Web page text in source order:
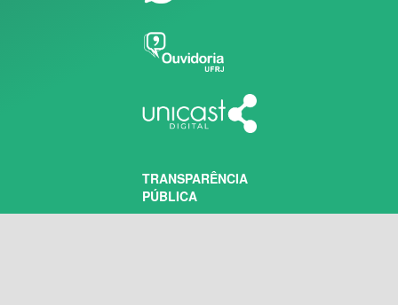
TRANSPARÊNCIA
PÚBLICA